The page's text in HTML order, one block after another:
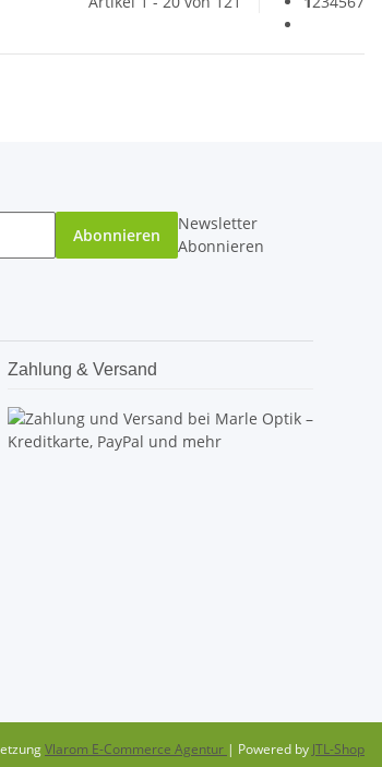
Abonnieren
Newsletter
Abonnieren
Zahlung & Versand
Vlarom E-Commerce Agentur | Powered by JTL-Shop